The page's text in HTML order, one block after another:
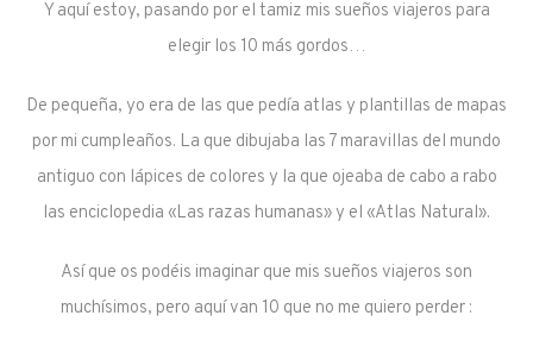
Y aquí estoy, pasando por el tamiz mis sueños viajeros para
elegir los 10 más gordos…
De pequeña, yo era de las que pedía atlas y plantillas de mapas
por mi cumpleaños. La que dibujaba las 7 maravillas del mundo
antiguo con lápices de colores y la que ojeaba de cabo a rabo
las enciclopedia «Las razas humanas» y el «Atlas Natural».
Así que os podéis imaginar que mis sueños viajeros son
muchísimos, pero aquí van 10 que no me quiero perder :